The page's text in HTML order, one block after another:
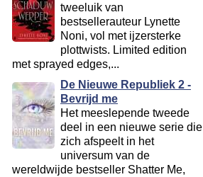
tweeluik van
bestsellerauteur Lynette
Noni, vol met ijzersterke
plottwists. Limited edition
met sprayed edges,...
De Nieuwe Republiek 2 -
Bevrijd me
Het meeslepende tweede
deel in een nieuwe serie die
zich afspeelt in het
universum van de
wereldwijde bestseller Shatter Me,